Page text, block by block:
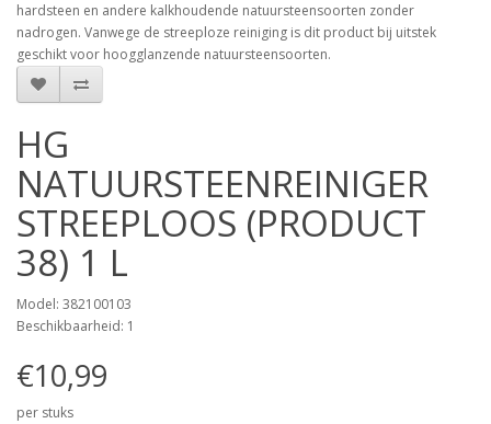
hardsteen en andere kalkhoudende natuursteensoorten zonder
nadrogen. Vanwege de streeploze reiniging is dit product bij uitstek
geschikt voor hoogglanzende natuursteensoorten.
HG
NATUURSTEENREINIGER
STREEPLOOS (PRODUCT
38) 1 L
Model: 382100103
Beschikbaarheid: 1
€10,99
per stuks